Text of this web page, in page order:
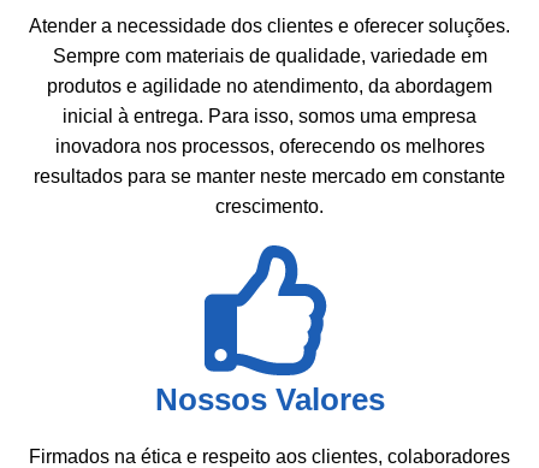
Atender a necessidade dos clientes e oferecer soluções.
Sempre com materiais de qualidade, variedade em
produtos e agilidade no atendimento, da abordagem
inicial à entrega. Para isso, somos uma empresa
inovadora nos processos, oferecendo os melhores
resultados para se manter neste mercado em constante
crescimento.
Nossos Valores
Firmados na ética e respeito aos clientes, colaboradores